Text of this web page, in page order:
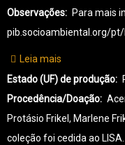
Observações
Para mais
pib.socioambiental.org/pt/
Leia mais
TR-
TIRIYÓ-0222
Estado (UF) de produção
Procedência/Doação
Protásio Frikel, Marlene
coleção foi cedida ao